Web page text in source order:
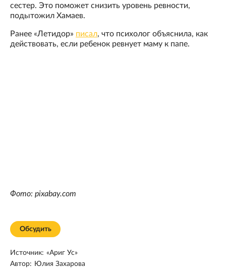
сестер. Это поможет снизить уровень ревности,
подытожил Хамаев.
Ранее «Летидор» писал, что психолог объяснила, как
действовать, если ребенок ревнует маму к папе.
Фото: pixabay.com
Обсудить
Источник: «Ариг Ус»
Автор: Юлия Захарова